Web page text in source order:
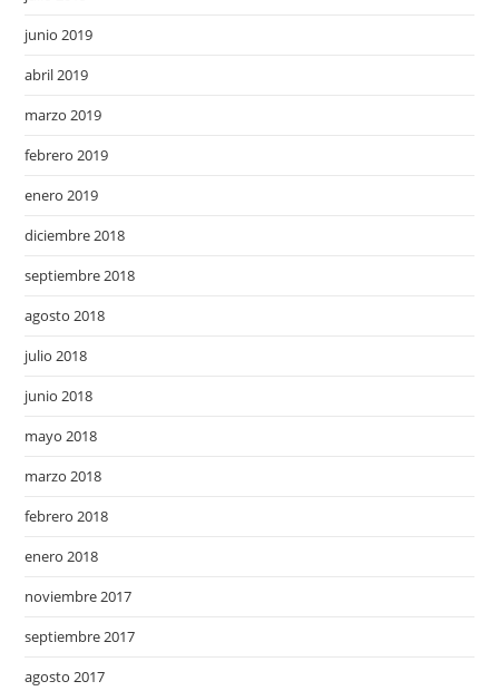
junio 2019
abril 2019
marzo 2019
febrero 2019
enero 2019
diciembre 2018
septiembre 2018
agosto 2018
julio 2018
junio 2018
mayo 2018
marzo 2018
febrero 2018
enero 2018
noviembre 2017
septiembre 2017
agosto 2017